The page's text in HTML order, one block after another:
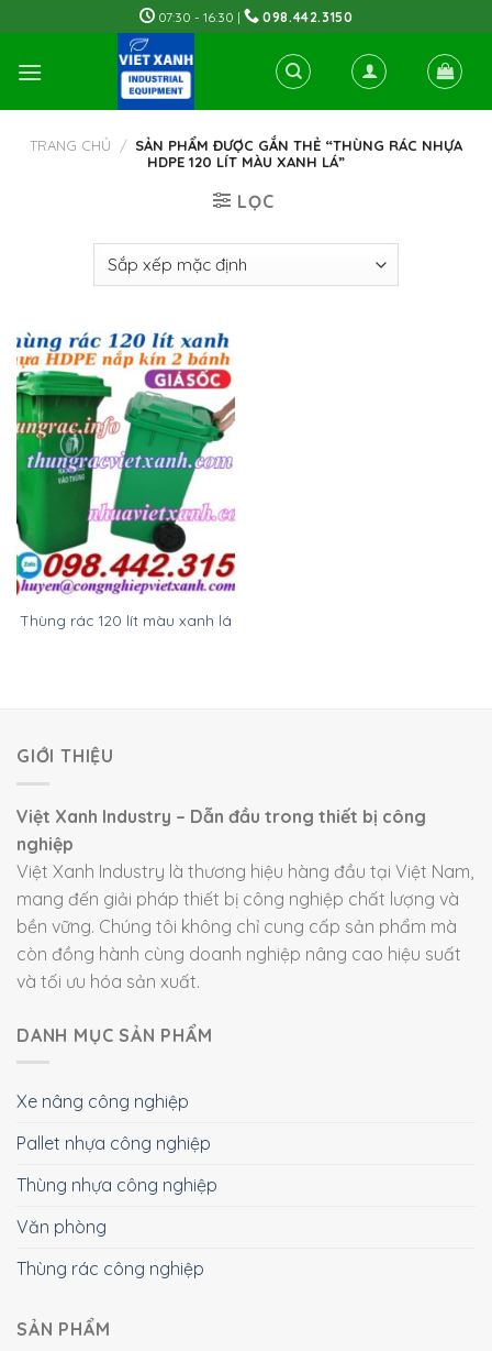
to
content
07:30 - 16:30 | 098.442.3150
TRANG CHỦ / SẢN PHẨM ĐƯỢC GẮN THẺ “THÙNG RÁC NHỰA
HDPE 120 LÍT MÀU XANH LÁ”
LỌC
Thùng rác 120 lít màu xanh lá
GIỚI THIỆU
Việt Xanh Industry – Dẫn đầu trong thiết bị công
nghiệp
Việt Xanh Industry là thương hiệu hàng đầu tại Việt Nam,
mang đến giải pháp thiết bị công nghiệp chất lượng và
bền vững. Chúng tôi không chỉ cung cấp sản phẩm mà
còn đồng hành cùng doanh nghiệp nâng cao hiệu suất
và tối ưu hóa sản xuất.
DANH MỤC SẢN PHẨM
Xe nâng công nghiệp
Pallet nhựa công nghiệp
Thùng nhựa công nghiệp
Văn phòng
Thùng rác công nghiệp
SẢN PHẨM